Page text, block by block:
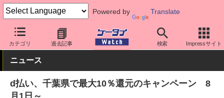
Powered by Translate
カテゴリ 過去記事 検索 Impressサイト
ケータイ Watch アプリ・サービス 決済/金融
ニュース
d払い、千葉県で最大10％還元のキャンペーン 8
月1日～